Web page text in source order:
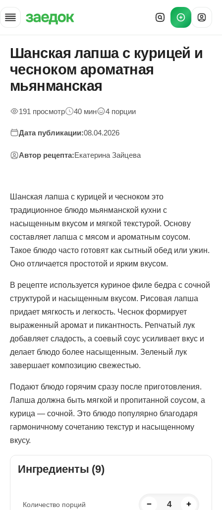
Главная
»
Рецепты
Шанская лапша с курицей
Шанская лапша с курицей и
чесноком ароматная
мьянманская
191 просмотр 40 мин 4 порции
Дата публикации:08.04.2026
Автор рецепта:Екатерина Зайцева
Шанская лапша с курицей и чесноком это
традиционное блюдо мьянманской кухни с
насыщенным вкусом и мягкой текстурой. Основу
составляет лапша с мясом и ароматным соусом.
Такое блюдо часто готовят как сытный обед или ужин.
Оно отличается простотой и ярким вкусом.
В рецепте используется куриное филе бедра с сочной
структурой и насыщенным вкусом. Рисовая лапша
придает мягкость и легкость. Чеснок формирует
выраженный аромат и пикантность. Репчатый лук
добавляет сладость, а соевый соус усиливает вкус и
делает блюдо более насыщенным. Зеленый лук
завершает композицию свежестью.
Подают блюдо горячим сразу после приготовления.
Лапша должна быть мягкой и пропитанной соусом, а
курица — сочной. Это блюдо популярно благодаря
гармоничному сочетанию текстур и насыщенному
вкусу.
Ингредиенты (9)
Количество порций − 4 +